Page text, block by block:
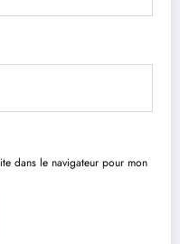
dans le navigateur pour mon